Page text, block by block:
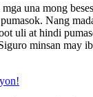
una mong
Nang
uli at hindi
minsan may